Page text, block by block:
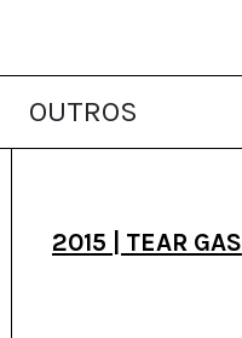
OUTROS
2015 | TEAR GAS